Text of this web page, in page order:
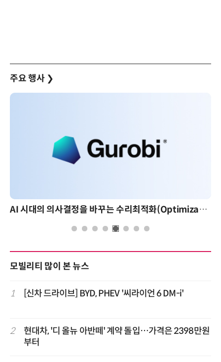
주요 행사 ❯
AI 시대의 의사결정을 바꾸는 수리최적화(Optimization): 실제 산업 적용 사례와 활용 전략 AI 핀옵스 실전 세미나: 폭증하는 AI 토큰 비
모빌리티 많이 본 뉴스
1 [신차 드라이브] BYD, PHEV '씨라이언 6 DM-i'
2
현대차, '디 올뉴 아반떼' 계약 돌입…가격은 2398만원
부터